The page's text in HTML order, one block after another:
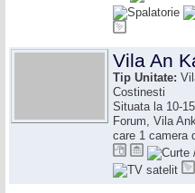
Vila An
Tip Unitate:
Costinesti
Situata la 10-
Forum, Vila
care 1 camera